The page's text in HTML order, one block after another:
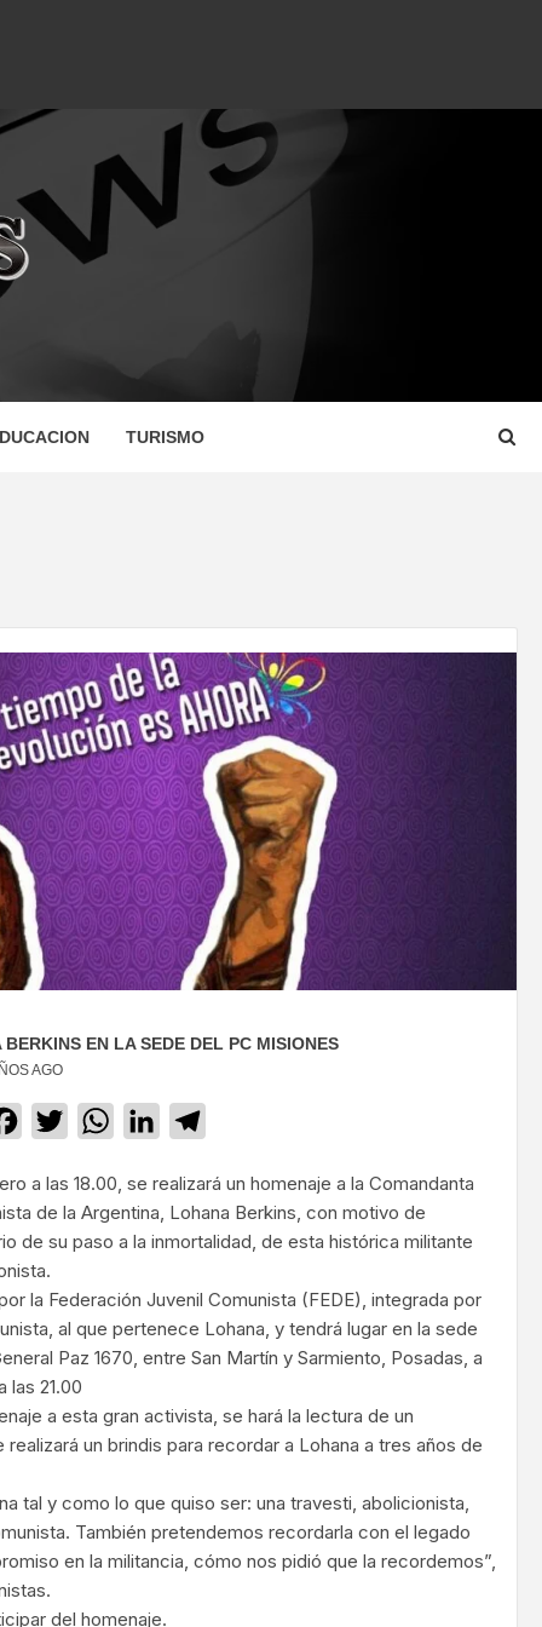
TURISMO
EN LA SEDE DEL PC MISIONES
AGO
Facebook
TwitterWhatsApp
LinkedIn
a las 18.00, se realizará un homenaje a la Comandanta
de la Argentina, Lohana Berkins, con motivo de
de su paso a la inmortalidad, de esta histórica militante
la Federación Juvenil Comunista (FEDE), integrada por
al que pertenece Lohana, y tendrá lugar en la sede
Paz 1670, entre San Martín y Sarmiento, Posadas, a
las 21.00
a esta gran activista, se hará la lectura de un
un brindis para recordar a Lohana a tres años de
tal y como lo que quiso ser: una travesti, abolicionista,
También pretendemos recordarla con el legado
en la militancia, cómo nos pidió que la recordemos”,
del homenaje.